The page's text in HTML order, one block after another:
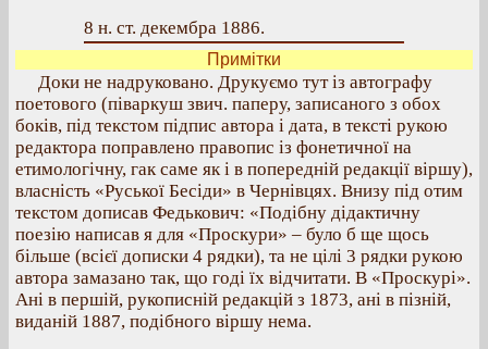
8 н. ст. декембра 1886.
Примітки
Доки не надруковано. Друкуємо тут із автографу
поетового (піваркуш звич. паперу, записаного з обох
боків, під текстом підпис автора і дата, в тексті рукою
редактора поправлено правопис із фонетичної на
етимологічну, гак саме як і в попередній редакції віршу),
власність «Руської Бесіди» в Чернівцях. Внизу під отим
текстом дописав Федькович: «Подібну дідактичну
поезію написав я для «Проскури» – було б ще щось
більше (всієї дописки 4 рядки), та не цілі 3 рядки рукою
автора замазано так, що годі їх відчитати. В «Проскурі».
Ані в першій, рукописній редакцій з 1873, ані в пізній,
виданій 1887, подібного віршу нема.